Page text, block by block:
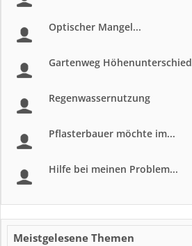
Optischer Mangel...
Gartenweg Höhenunterschied
Regenwassernutzung
Pflasterbauer möchte im...
Hilfe bei meinen Problem...
Meistgelesene Themen